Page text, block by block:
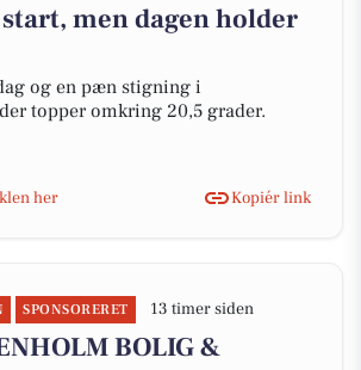
men dagen holder
og en pæn stigning i
topper omkring 20,5 grader.
her
Kopiér link
SPONSORERET 13 timer siden
BOLIG &